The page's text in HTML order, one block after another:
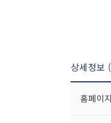
상세정보
홈페이지